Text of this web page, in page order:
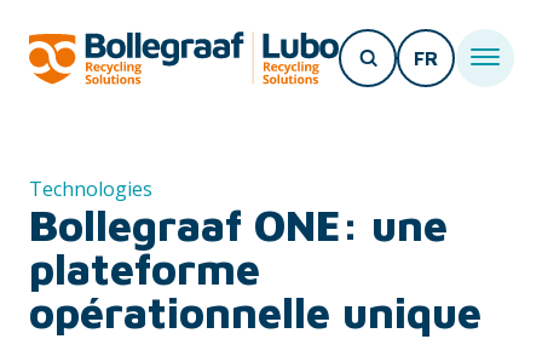
FR
Technologies
Bollegraaf ONE: une
plateforme
opérationnelle unique